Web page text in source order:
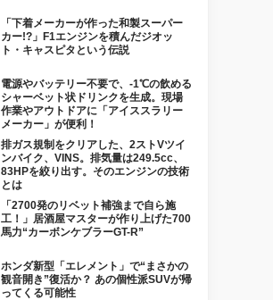
「下着メーカーが作った和製スーパー
カー!?」F1エンジンを積んだジオッ
ト・キャスピタという伝説
電源やバッテリー不要で、-1℃の飲める
シャーベット状ドリンクを生成。現場
作業やアウトドアに「アイススラリー
メーカー」が便利！
排ガス規制をクリアした、2ストVツイ
ンバイク、VINS。排気量は249.5cc、
83HPを絞り出す。そのエンジンの技術
とは
「2700発のリベット補強まで自ら施
工！」居酒屋マスターが作り上げた700
馬力“カーボンケブラーGT-R”
ホンダ新型「エレメント」で“まさかの
観音開き”復活か？ あの個性派SUVが帰
ってくる可能性